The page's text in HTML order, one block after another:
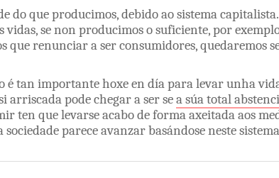
doqueproducimos,debidoaosistemacapitalista.
vidas,senon producimososuficiente,por
querenunciaraserconsumidores,quedaremos
étan importantehoxeen díaparalevarunha
arriscadapodechegaraserseasúatotal
ten quelevarse acabodeformaaxeitadaaos
sociedadepareceavanzarbasándosenestesistema